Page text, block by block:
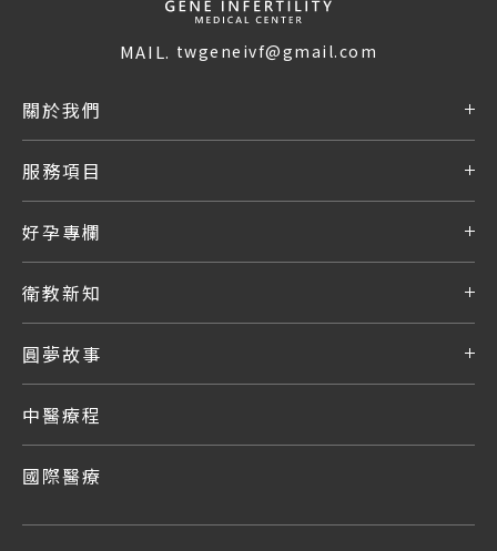
MAIL. twgeneivf@gmail.com
關於我們
服務項目
好孕專欄
衛教新知
圓夢故事
中醫療程
國際醫療